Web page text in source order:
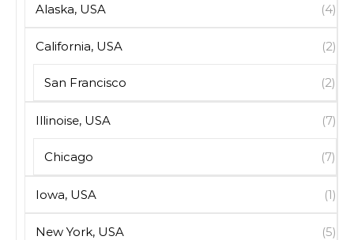
Alaska, USA (4)
California, USA (2)
San Francisco (2)
Illinoise, USA (7)
Chicago (7)
Iowa, USA (1)
New York, USA (5)